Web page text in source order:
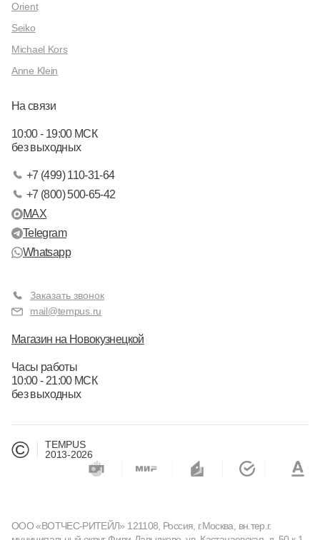
Orient
Seiko
Michael Kors
Anne Klein
На связи
10:00 - 19:00 МСК
без выходных
+7 (499) 110-31-64
+7 (800) 500-65-42
MAX
Telegram
Whatsapp
Заказать звонок
mail@tempus.ru
Магазин на Новокузнецкой
Часы работы
10:00 - 21:00 МСК
без выходных
©
TEMPUS
2013-2026
ООО «ВОТЧЕС-РИТЕЙЛ» 121108, Россия, г.Москва, вн.тер.г.